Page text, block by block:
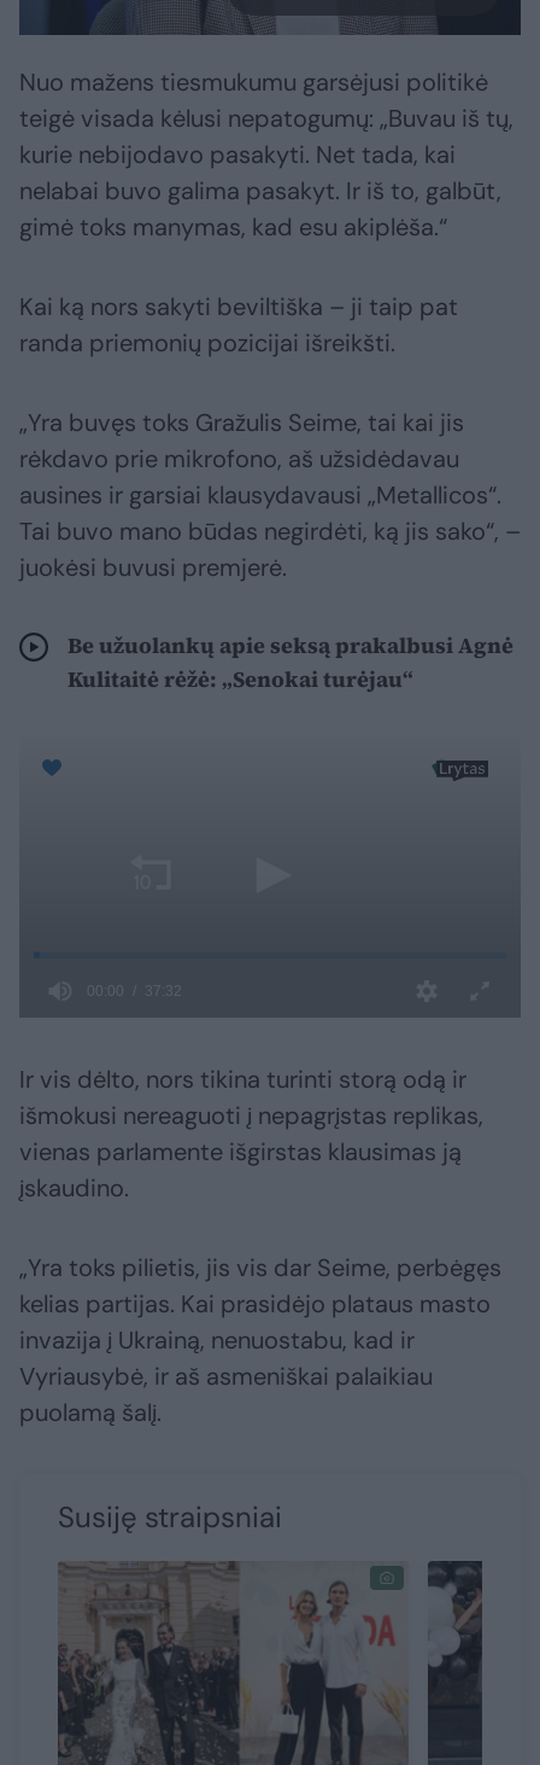
Nuo mažens tiesmukumu garsėjusi politikė
teigė visada kėlusi nepatogumų: „Buvau iš tų,
kurie nebijodavo pasakyti. Net tada, kai
nelabai buvo galima pasakyt. Ir iš to, galbūt,
gimė toks manymas, kad esu akiplėša.“
Kai ką nors sakyti beviltiška – ji taip pat
randa priemonių pozicijai išreikšti.
„Yra buvęs toks Gražulis Seime, tai kai jis
rėkdavo prie mikrofono, aš užsidėdavau
ausines ir garsiai klausydavausi „Metallicos“.
Tai buvo mano būdas negirdėti, ką jis sako“, –
juokėsi buvusi premjerė.
Be užuolankų apie seksą prakalbusi Agnė
Kulitaitė rėžė: „Senokai turėjau“
Ir vis dėlto, nors tikina turinti storą odą ir
išmokusi nereaguoti į nepagrįstas replikas,
vienas parlamente išgirstas klausimas ją
įskaudino.
„Yra toks pilietis, jis vis dar Seime, perbėgęs
kelias partijas. Kai prasidėjo plataus masto
invazija į Ukrainą, nenuostabu, kad ir
Vyriausybė, ir aš asmeniškai palaikiau
puolamą šalį.
Susiję straipsniai